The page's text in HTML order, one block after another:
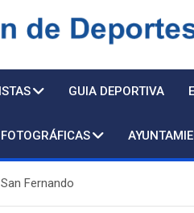
de
GUIA DEPORTIVA
Fernando